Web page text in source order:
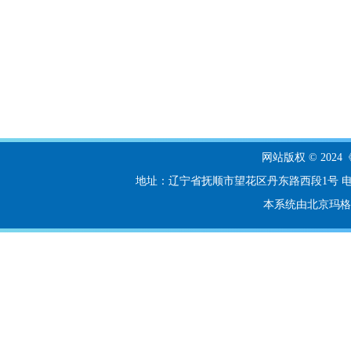
网站版权 © 2024
地址：辽宁省抚顺市望花区丹东路西段1号
本系统由北京玛